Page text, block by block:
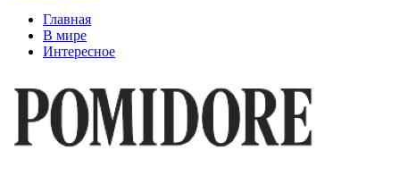
Главная
В мире
Интересное